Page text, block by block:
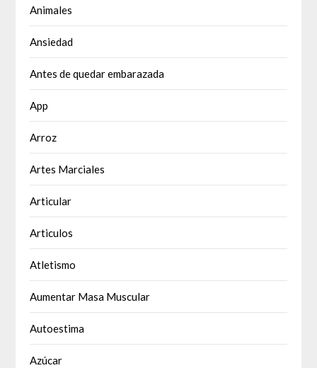
Animales
Ansiedad
Antes de quedar embarazada
App
Arroz
Artes Marciales
Articular
Articulos
Atletismo
Aumentar Masa Muscular
Autoestima
Azúcar